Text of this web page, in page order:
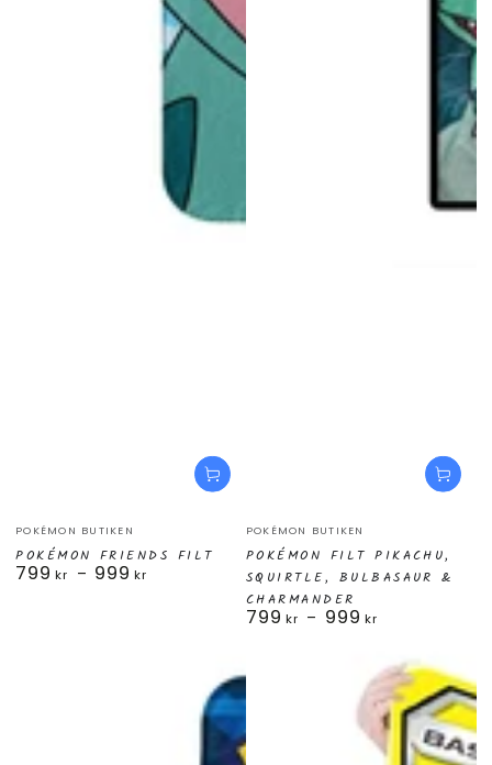
Säljare:
POKÉMON BUTIKEN
POKÉMON FRIENDS FILT
Ordinarie
799 kr 999 kr
Säljare:
POKÉMON BUTIKEN
POKÉMON FILT PIKACHU,
SQUIRTLE, BULBASAUR &
CHARMANDER
Ordinarie
799 kr 999 kr